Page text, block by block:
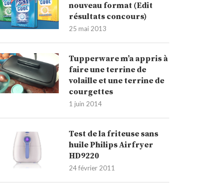
nouveau format (Edit
résultats concours)
25 mai 2013
Tupperware m’a appris à
faire une terrine de
volaille et une terrine de
courgettes
1 juin 2014
Test de la friteuse sans
huile Philips Airfryer
HD9220
24 février 2011